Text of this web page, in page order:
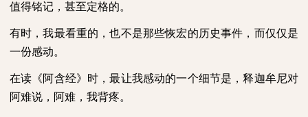
值得铭记，甚至定格的。
有时，我最看重的，也不是那些恢宏的历史事件，而仅仅是
一份感动。
在读《阿含经》时，最让我感动的一个细节是，释迦牟尼对
阿难说，阿难，我背疼。